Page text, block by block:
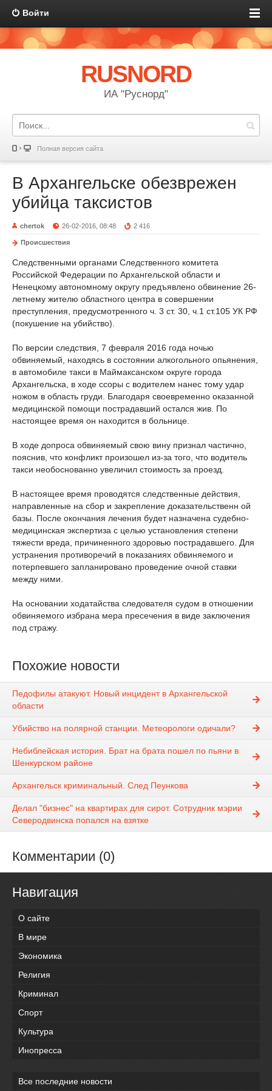
Войти
RUSNORD
ИА "Руснорд"
Полная версия сайта
В Архангельске обезврежен
убийца таксистов
chertok 26-02-2016, 08:48 2 416
Происшествия
Следственными органами Следственного комитета
Российской Федерации по Архангельской области и
Ненецкому автономному округу предъявлено обвинение 26-
летнему жителю областного центра в совершении
преступления, предусмотренного ч. 3 ст. 30, ч.1 ст.105 УК РФ
(покушение на убийство).
По версии следствия, 7 февраля 2016 года ночью
обвиняемый, находясь в состоянии алкогольного опьянения,
в автомобиле такси в Маймаксанском округе города
Архангельска, в ходе ссоры с водителем нанес тому удар
ножом в область груди. Благодаря своевременно оказанной
медицинской помощи пострадавший остался жив. По
настоящее время он находится в больнице.
В ходе допроса обвиняемый свою вину признал частично,
пояснив, что конфликт произошел из-за того, что водитель
такси необоснованно увеличил стоимость за проезд.
В настоящее время проводятся следственные действия,
направленные на сбор и закрепление доказательственн ой
базы. После окончания лечения будет назначена судебно-
медицинская экспертиза с целью установления степени
тяжести вреда, причиненного здоровью пострадавшего. Для
устранения противоречий в показаниях обвиняемого и
потерпевшего запланировано проведение очной ставки
между ними.
На основании ходатайства следователя судом в отношении
обвиняемого избрана мера пресечения в виде заключения
под стражу.
Похожие новости
Педофилы атакуют. Новый инцидент в Архангельской
области
Убийство на полярной станции. Метеорологи одичали?
Небиблейская история. Брат на брата пошел по пьяни в
Шенкурском районе
Архангельск криминальный. След Пеункова
Делал "бизнес" на квартирах для сирот. Сотрудник мэрии
Северодвинска попался на взятке
Комментарии (0)
Навигация
О сайте
В мире
Экономика
Религия
Криминал
Спорт
Культура
Инопресса
Все последние новости